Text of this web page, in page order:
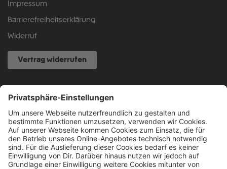
Impressum
Barrierefreiheitserklärung
Widerruf
Vertrag widerrufen
NOCH FRAGEN?
040 317 874 888
info@fcsp-shop.com